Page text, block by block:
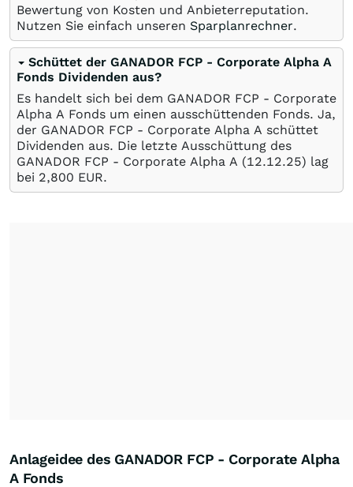
Bewertung von Kosten und Anbieterreputation.
Nutzen Sie einfach unseren Sparplanrechner.
Schüttet der GANADOR FCP - Corporate Alpha A
Fonds Dividenden aus?
Es handelt sich bei dem GANADOR FCP - Corporate
Alpha A Fonds um einen ausschüttenden Fonds. Ja,
der GANADOR FCP - Corporate Alpha A schüttet
Dividenden aus. Die letzte Ausschüttung des
GANADOR FCP - Corporate Alpha A (12.12.25) lag
bei 2,800 EUR.
Anlageidee des GANADOR FCP - Corporate Alpha
A Fonds